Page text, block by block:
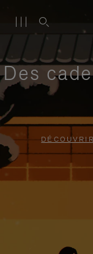
Des